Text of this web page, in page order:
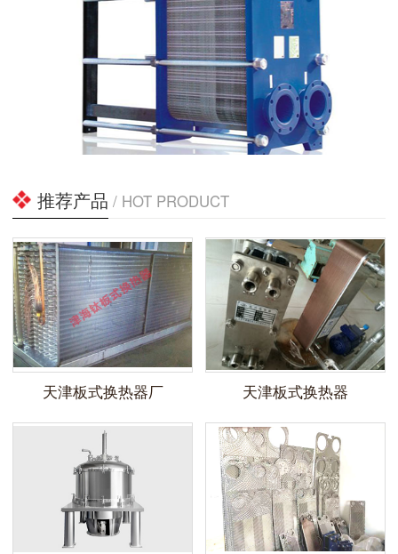
推荐产品 / HOT PRODUCT
天津板式换热器厂 天津板式换热器